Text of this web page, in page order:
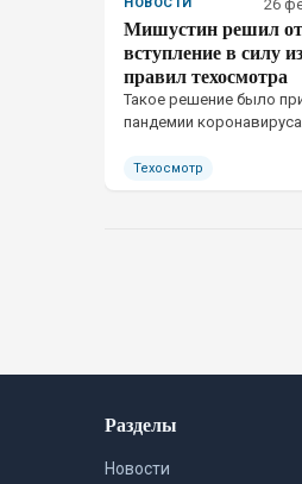
26
Мишустин решил
вступление в силу
правил техосмотра
​Такое решение было
пандемии коронавируса
Техосмотр
Разделы
Новости